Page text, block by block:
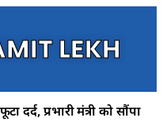
LEKH
दर्द, प्रभारी मंत्री को सौंपा